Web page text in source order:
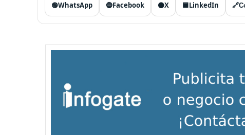
🟢WhatsApp 🔵Facebook ⚫X 🟦LinkedIn 🔗